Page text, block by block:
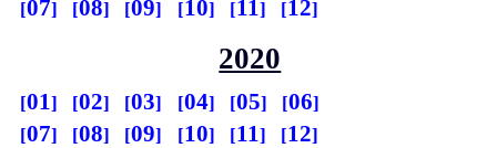
07 08 09 10 11 12
2020
01 02 03 04 05
06
07
08 09 10 11 12